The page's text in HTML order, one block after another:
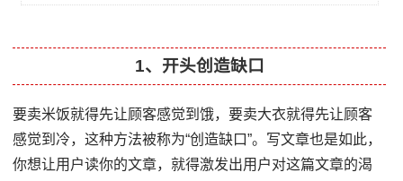
1、开头创造缺口
要卖米饭就得先让顾客感觉到饿，要卖大衣就得先让顾客
感觉到冷，这种方法被称为“创造缺口”。写文章也是如此，
你想让用户读你的文章，就得激发出用户对这篇文章的渴